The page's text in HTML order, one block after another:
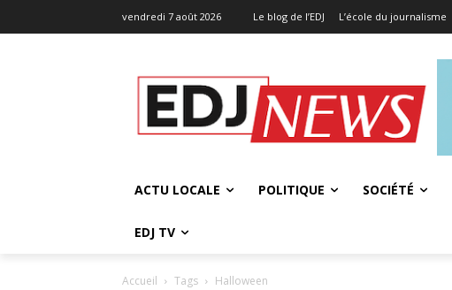
vendredi 7 août 2026 Le blog de l’EDJ L’école du journalisme
ACTU LOCALE POLITIQUE SOCIÉTÉ
EDJ TV
Accueil Tags Halloween